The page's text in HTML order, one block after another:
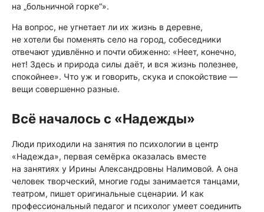
на „больничной горке“».
На вопрос, не угнетает ли их жизнь в деревне,
не хотели бы поменять село на город, собеседники
отвечают удивлённо и почти обиженно: «Неет, конечно,
нет! Здесь и природа силы даёт, и вся жизнь полезнее,
спокойнее». Что уж и говорить, скука и спокойствие —
вещи совершенно разные.
Всё началось с «Надежды»
Люди приходили на занятия по психологии в центр
«Надежда», первая семёрка оказалась вместе
на занятиях у Ирины Александровны Налимовой. А она
человек творческий, многие годы занимается танцами,
театром, пишет оригинальные сценарии. И как
профессиональный педагог и психолог умеет соединить